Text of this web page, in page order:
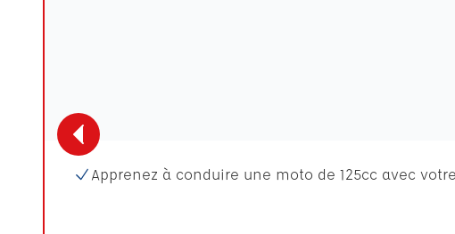
Apprenez à conduire une moto de 125cc avec